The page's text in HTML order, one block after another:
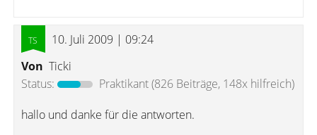
10. Juli 2009 | 09:24
Von Ticki
Status:
Praktikant(826 Beiträge, 148x hilfreich)
hallo und danke für die antworten.